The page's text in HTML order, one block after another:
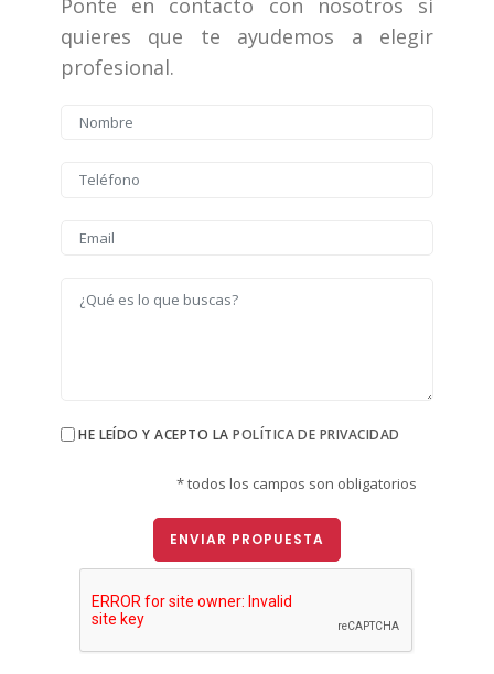
Ponte en contacto con nosotros si
quieres que te ayudemos a elegir
profesional.
HE LEÍDO Y ACEPTO LAPOLÍTICA DE PRIVACIDAD
* todos los campos son obligatorios
ENVIAR PROPUESTA